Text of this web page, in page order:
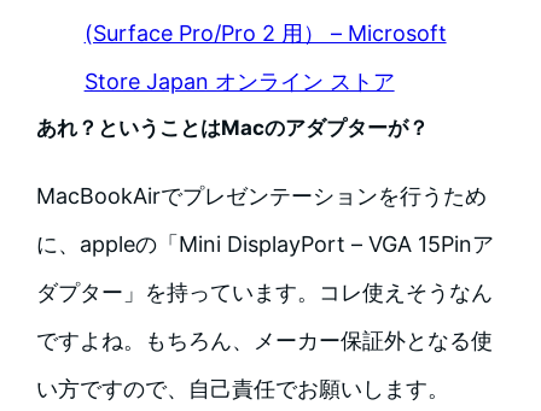
(Surface Pro/Pro 2 用） – Microsoft
Store Japan オンライン ストア
あれ？ということはMacのアダプターが？
MacBookAirでプレゼンテーションを行うため
に、appleの「Mini DisplayPort – VGA 15Pinア
ダプター」を持っています。コレ使えそうなん
ですよね。もちろん、メーカー保証外となる使
い方ですので、自己責任でお願いします。